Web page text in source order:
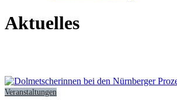
Aktuelles
Veranstaltungen